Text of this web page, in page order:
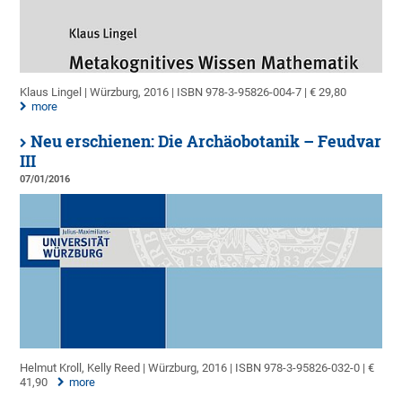
Klaus Lingel | Würzburg, 2016 | ISBN 978-3-95826-004-7 | € 29,80
more
Neu erschienen: Die Archäobotanik – Feudvar
III
07/01/2016
Helmut Kroll, Kelly Reed | Würzburg, 2016 | ISBN 978-3-95826-032-0 | €
41,90
more